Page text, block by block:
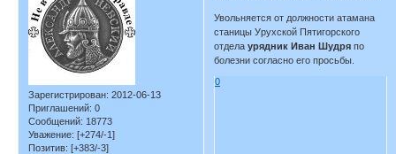
Зарегистрирован: 2012-06-13
Приглашений: 0
Сообщений: 18773
Уважение: [+274/-1]
Позитив: [+383/-3]
Увольняется от должности атамана
станицы Урухской Пятигорского
отделаурядник Иван Шудря по
болезни согласно его просьбы.
0